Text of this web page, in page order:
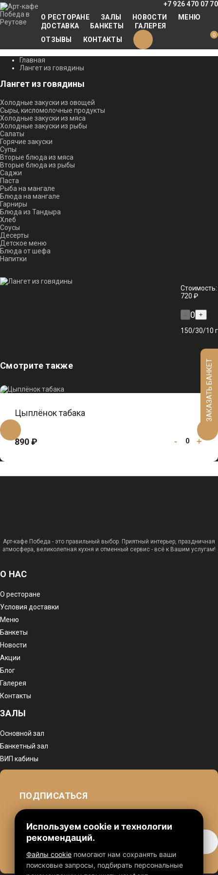
+7 926 470 07 70
О РЕСТОРАНЕ
ЗАЛЫ НОВОСТИ
МЕНЮ
ДОСТАВКА
БАНКЕТЫ
ГАЛЕРЕЯ
ОТЗЫВЫ
КОНТАКТЫ
0
Главная
Лангет из говядины
Лангет из говядины
Холодные закуски из овощей
Сыры, кисломолочные продукты
Холодные закуски из мяса
Холодные закуски из рыбы
Салаты
Горячие закуски
Супы
Вторые блюда из мяса
Вторые блюда из рыбы
Саджи
Паста
Рыба на мангале
Блюда на мангале
Гарниры
Блюда из Тандыра
Хлеб
Соусы
Десерты
Детское меню
Блюда от шефа
Напитки
Стоимость:
720 ₽
- 0 +
150/30/10 г
Смотрите также
Цыплёнок табака
890 ₽ - 0 +
Арт-кафе Победа - это правильный выбор. Приятный интерьер, праздничная
атмосфера, великолепная кухня и отменный сервис - всё к Вашим услугам!
О НАС
О ресторане
Условия доставки
Меню
Банкеты
Новости
Акции
Блог
Галерея
Контакты
ЗАЛЫ
Основной зал
Банкетный зал
ВИП кабины
ПОДПИСАТЬСЯ
ЗАКАЗАТЬ БАНКЕТ
Используем cookie и технологии
рекомендаций.
Файлы cookie помогают нам сохранять ваши
поисковые запросы, подбирать персональные